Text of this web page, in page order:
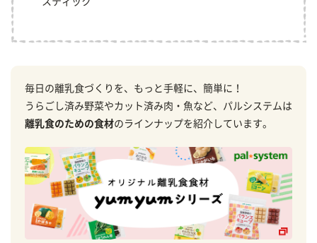
毎日の離乳食づくりを、もっと手軽に、簡単に！
うらごし済み野菜やカット済み肉・魚など、パルシステムは
離乳食のための食材のラインナップを紹介しています。